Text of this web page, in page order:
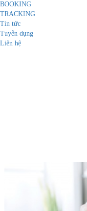
BOOKING
TRACKING
Tin tức
Tuyển dụng
Liên hệ